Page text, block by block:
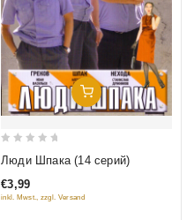
Добавить В Корзину
out
of
Люди Шпака (14 серий)
€3,99
inkl. Mwst., zzgl. Versand